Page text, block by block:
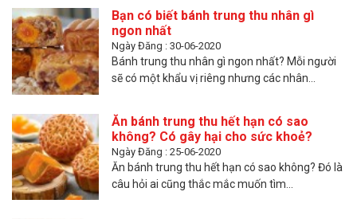
Bạn có biết bánh trung thu nhân gì
ngon nhất
Ngày Đăng : 30-06-2020
Bánh trung thu nhân gì ngon nhất? Mỗi người
sẽ có một khẩu vị riêng nhưng các nhân...
Ăn bánh trung thu hết hạn có sao
không? Có gây hại cho sức khoẻ?
Ngày Đăng : 25-06-2020
Ăn bánh trung thu hết hạn có sao không? Đó là
câu hỏi ai cũng thắc mắc muốn tìm...